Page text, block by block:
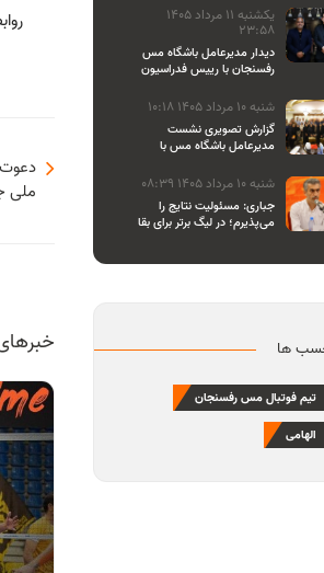
دعوت
ملی
یکشنبه 11 مرداد 1405
23:58
دیدار مدیرعامل باشگاه مس
رفسنجان با رییس فدراسیون
شنبه 10 مرداد 1405 10:18
گزارش تصویری نشست
مدیرعامل باشگاه مس با
شنبه 10 مرداد 1405 08:39
جباری: مسئولیت نتایج را
می‌پذیرم؛ در لیگ برتر برای بقا
ها
تیم فوتبال مس رفسنجان
الهامی